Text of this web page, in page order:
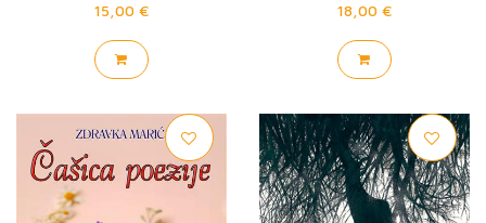
15,00 € 18,00 €